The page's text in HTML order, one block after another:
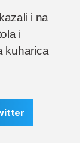
i na
i
kuharica